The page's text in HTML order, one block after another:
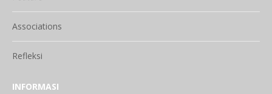
Associations
Refleksi
INFORMASI